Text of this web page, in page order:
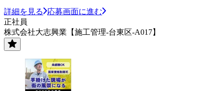
詳細を見る
応募画面に進む
正社員
株式会社大志興業【施工管理-台東区-A017】